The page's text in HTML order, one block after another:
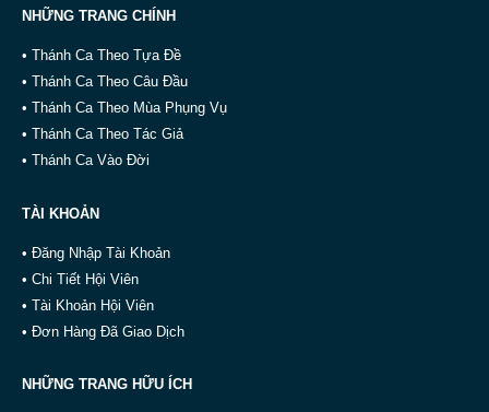
NHỮNG TRANG CHÍNH
• Thánh Ca Theo Tựa Đề
• Thánh Ca Theo Câu Đầu
• Thánh Ca Theo Mùa Phụng Vụ
• Thánh Ca Theo Tác Giả
• Thánh Ca Vào Đời
TÀI KHOẢN
• Đăng Nhập Tài Khoản
• Chi Tiết Hội Viên
• Tài Khoản Hội Viên
• Đơn Hàng Đã Giao Dịch
NHỮNG TRANG HỮU ÍCH